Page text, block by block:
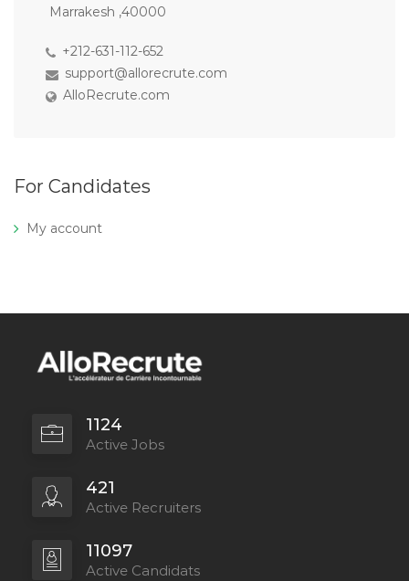
Marrakesh ,40000
+212-631-112-652
support@allorecrute.com
AlloRecrute.com
For Candidates
My account
1124
Active Jobs
421
Active Recruiters
11097
Active Candidats